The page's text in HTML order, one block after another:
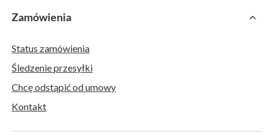
Zamówienia
Status zamówienia
Śledzenie przesyłki
Chcę odstąpić od umowy
Kontakt